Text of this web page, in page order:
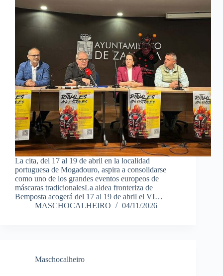
La cita, del 17 al 19 de abril en la localidad
portuguesa de Mogadouro, aspira a consolidarse
como uno de los grandes eventos europeos de
máscaras tradicionalesLa aldea fronteriza de
Bemposta acogerá del 17 al 19 de abril el VI…
MASCHOCALHEIRO
04/11/2026
Maschocalheiro